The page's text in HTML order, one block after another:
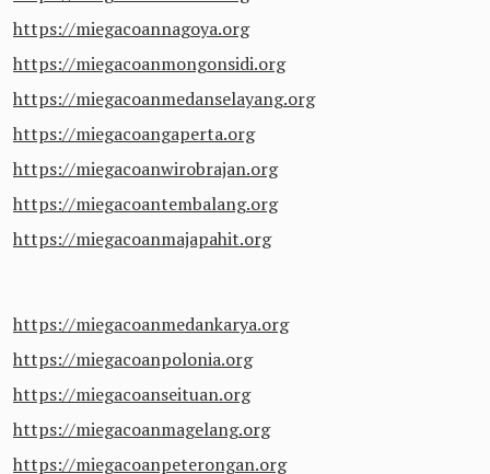
https://miegacoannagoya.org
https://miegacoanmongonsidi.org
https://miegacoanmedanselayang.org
https://miegacoangaperta.org
https://miegacoanwirobrajan.org
https://miegacoantembalang.org
https://miegacoanmajapahit.org
https://miegacoanmedankarya.org
https://miegacoanpolonia.org
https://miegacoanseituan.org
https://miegacoanmagelang.org
https://miegacoanpeterongan.org